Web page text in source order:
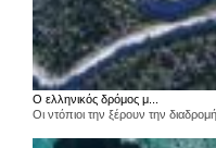
Ο ελληνικός δρόμος μ...
Οι ντόπιοι την ξέρουν την